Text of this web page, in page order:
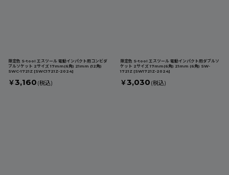
限定色 S-tool エスツール 電動インパクト用コンビダ
ブルソケット 2サイズ 17mm(6角) 21mm (12角)
SWC-1721Z [SWC1721Z-2024]
￥3,160 (税込)
限定色 S-tool エスツール 電動インパクト用ダブルソ
ケット 2サイズ 17mm(6角) 21mm (6角) SW-
1721Z [SW1721Z-2024]
￥3,030 (税込)